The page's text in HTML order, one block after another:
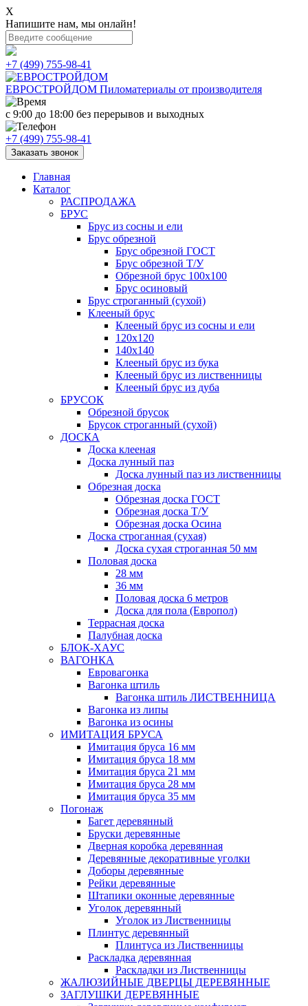
X
Напишите нам, мы онлайн!
+7 (499) 755-98-41
ЕВРОСТРОЙДОМ Пиломатериалы от производителя
с 9:00 до 18:00 без перерывов и выходных
+7 (499) 755-98-41
Заказать звонок
Главная
Каталог
РАСПРОДАЖА
БРУС
Брус из сосны и ели
Брус обрезной
Брус обрезной ГОСТ
Брус обрезной Т/У
Обрезной брус 100х100
Брус осиновый
Брус строганный (сухой)
Клееный брус
Клееный брус из сосны и ели
120х120
140х140
Клееный брус из бука
Клееный брус из лиственницы
Клееный брус из дуба
БРУСОК
Обрезной брусок
Брусок строганный (сухой)
ДОСКА
Доска клееная
Доска лунный паз
Доска лунный паз из лиственницы
Обрезная доска
Обрезная доска ГОСТ
Обрезная доска Т/У
Обрезная доска Осина
Доска строганная (сухая)
Доска сухая строганная 50 мм
Половая доска
28 мм
36 мм
Половая доска 6 метров
Доска для пола (Европол)
Террасная доска
Палубная доска
БЛОК-ХАУС
ВАГОНКА
Евровагонка
Вагонка штиль
Вагонка штиль ЛИСТВЕННИЦА
Вагонка из липы
Вагонка из осины
ИМИТАЦИЯ БРУСА
Имитация бруса 16 мм
Имитация бруса 18 мм
Имитация бруса 21 мм
Имитация бруса 28 мм
Имитация бруса 35 мм
Погонаж
Багет деревянный
Бруски деревянные
Дверная коробка деревянная
Деревянные декоративные уголки
Доборы деревянные
Рейки деревянные
Штапики оконные деревянные
Уголок деревянный
Уголок из Лиственницы
Плинтус деревянный
Плинтуса из Лиственницы
Раскладка деревянная
Раскладки из Лиственницы
ЖАЛЮЗИЙНЫЕ ДВЕРЦЫ ДЕРЕВЯННЫЕ
ЗАГЛУШКИ ДЕРЕВЯННЫЕ